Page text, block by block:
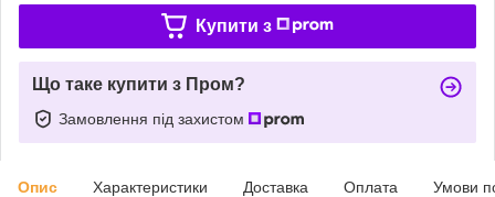
Купити з
Що таке купити з Пром?
Замовлення під захистом
Опис Характеристики Доставка Оплата Умови